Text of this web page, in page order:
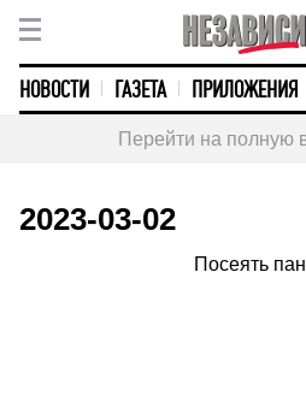
НОВОСТИ ГАЗЕТА ПРИЛОЖЕНИЯ
Перейти на полную
2023-03-02
Посеять